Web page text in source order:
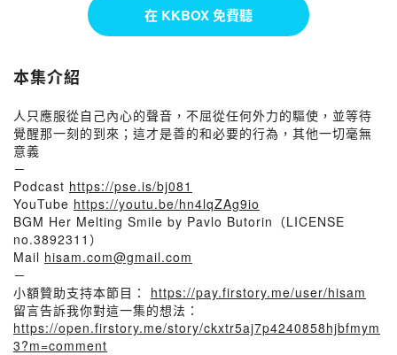
在 KKBOX 免費聽
本集介紹
人只應服從自己內心的聲音，不屈從任何外力的驅使，並等待
覺醒那一刻的到來；這才是善的和必要的行為，其他一切毫無
意義
－
Podcast https://pse.is/bj081
YouTube https://youtu.be/hn4lqZAg9io
BGM Her Melting Smile by Pavlo Butorin（LICENSE
no.3892311）
Mail hisam.com@gmail.com
－
小額贊助支持本節目： https://pay.firstory.me/user/hisam
留言告訴我你對這一集的想法：
https://open.firstory.me/story/ckxtr5aj7p4240858hjbfmym
3?m=comment